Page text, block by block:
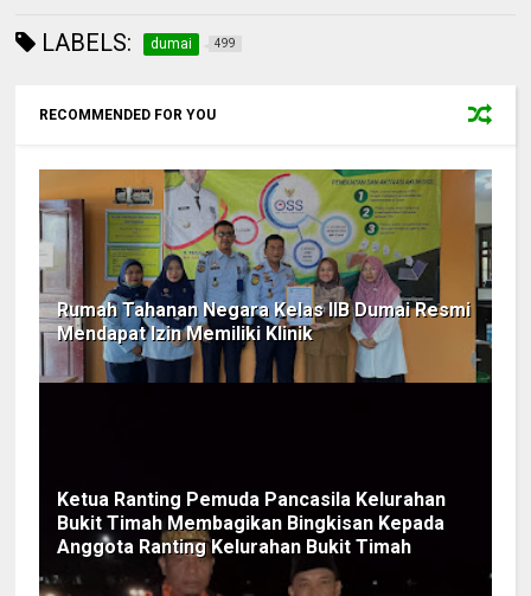
LABELS: dumai 499
RECOMMENDED FOR YOU
Rumah Tahanan Negara Kelas llB Dumai Resmi
Mendapat Izin Memiliki Klinik
Ketua Ranting Pemuda Pancasila Kelurahan
Bukit Timah Membagikan Bingkisan Kepada
Anggota Ranting Kelurahan Bukit Timah